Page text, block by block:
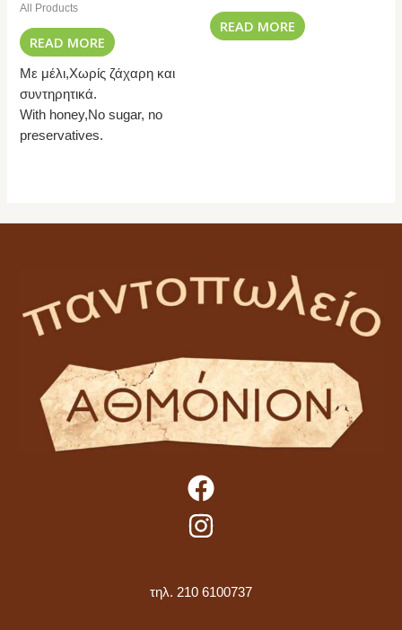
All Products
READ MORE
Με μέλι,Χωρίς ζάχαρη και
συντηρητικά.
With honey,No sugar, no
preservatives.
READ MORE
τηλ. 210 6100737